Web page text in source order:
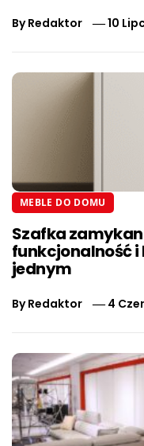
ByRedaktor 10
MEBLE DO DOMU
Szafka
funkcjonalność i
jednym
ByRedaktor 4